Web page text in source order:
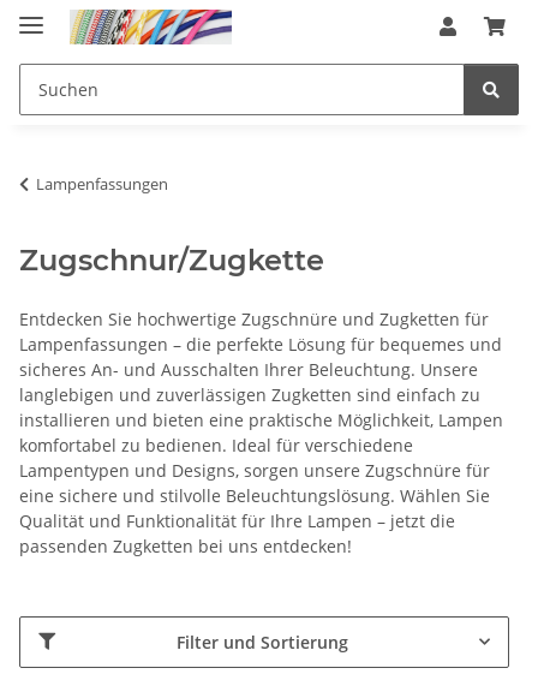
Lampenfassungen
Zugschnur/Zugkette
Entdecken Sie hochwertige Zugschnüre und Zugketten für
Lampenfassungen – die perfekte Lösung für bequemes und
sicheres An- und Ausschalten Ihrer Beleuchtung. Unsere
langlebigen und zuverlässigen Zugketten sind einfach zu
installieren und bieten eine praktische Möglichkeit, Lampen
komfortabel zu bedienen. Ideal für verschiedene
Lampentypen und Designs, sorgen unsere Zugschnüre für
eine sichere und stilvolle Beleuchtungslösung. Wählen Sie
Qualität und Funktionalität für Ihre Lampen – jetzt die
passenden Zugketten bei uns entdecken!
Filter und Sortierung